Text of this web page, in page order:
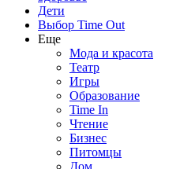
Дети
Выбор Time Out
Еще
Мода и красота
Театр
Игры
Образование
Time In
Чтение
Бизнес
Питомцы
Дом